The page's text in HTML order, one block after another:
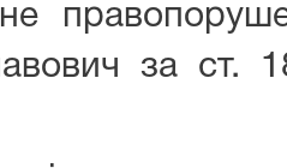
за ст.